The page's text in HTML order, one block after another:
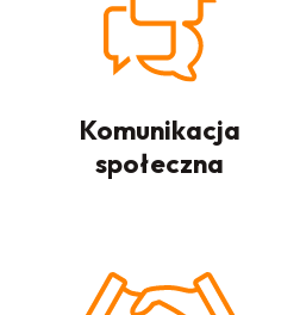
Komunikacja
społeczna